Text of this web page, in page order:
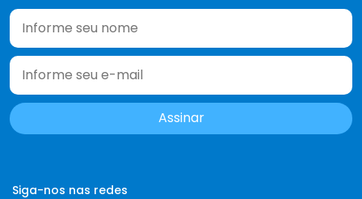
Siga-nos nas redes